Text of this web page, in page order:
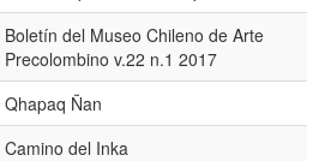
Boletín del Museo Chileno de Arte
Precolombino v.22 n.1 2017
Qhapaq Ñan
Camino del Inka